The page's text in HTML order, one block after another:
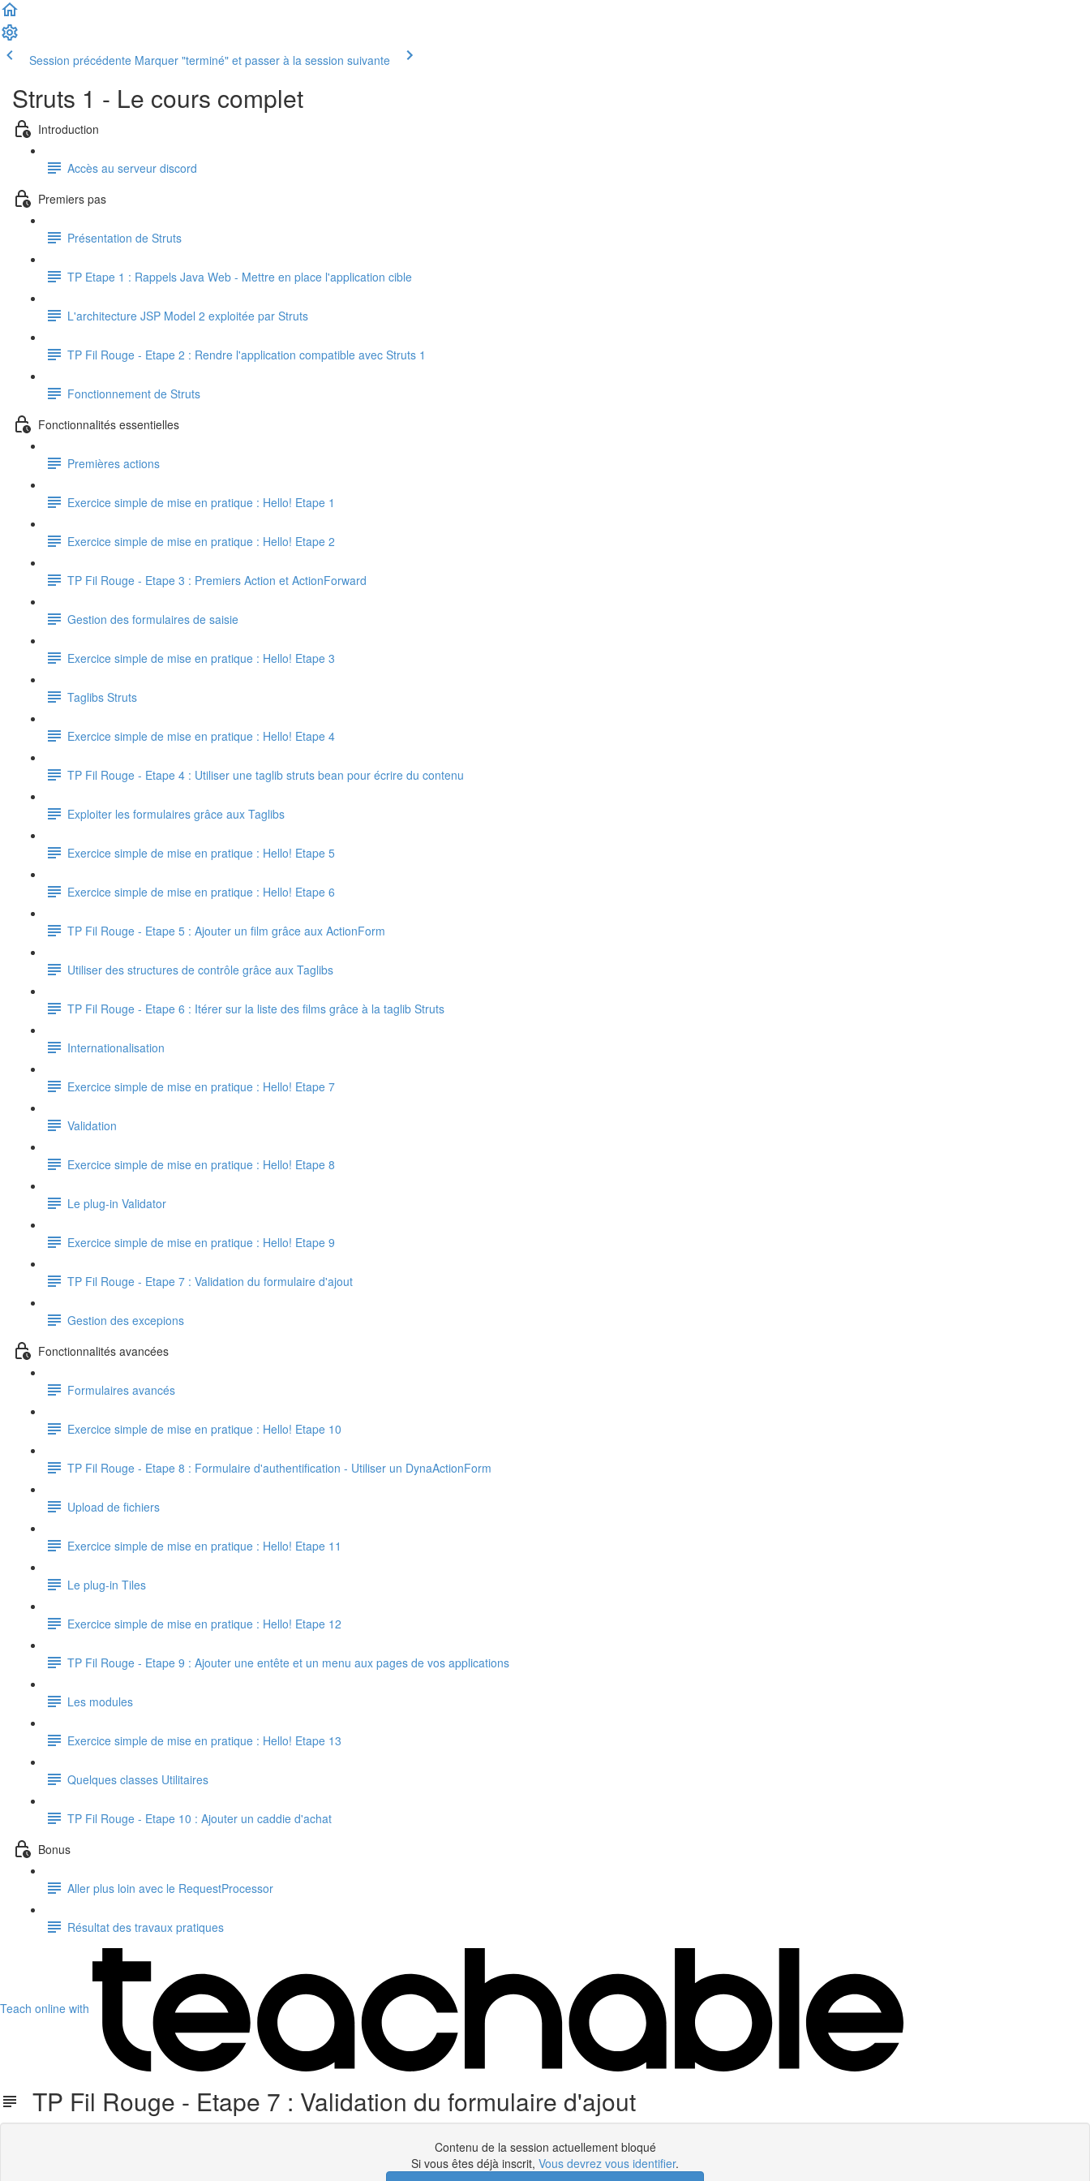
Session précédente Marquer "terminé" et passer à la session suivante
Struts 1 - Le cours complet
Introduction
Accès au serveur discord
Premiers pas
Présentation de Struts
TP Etape 1 : Rappels Java Web - Mettre en place l'application cible
L'architecture JSP Model 2 exploitée par Struts
TP Fil Rouge - Etape 2 : Rendre l'application compatible avec Struts 1
Fonctionnement de Struts
Fonctionnalités essentielles
Premières actions
Exercice simple de mise en pratique : Hello! Etape 1
Exercice simple de mise en pratique : Hello! Etape 2
TP Fil Rouge - Etape 3 : Premiers Action et ActionForward
Gestion des formulaires de saisie
Exercice simple de mise en pratique : Hello! Etape 3
Taglibs Struts
Exercice simple de mise en pratique : Hello! Etape 4
TP Fil Rouge - Etape 4 : Utiliser une taglib struts bean pour écrire du contenu
Exploiter les formulaires grâce aux Taglibs
Exercice simple de mise en pratique : Hello! Etape 5
Exercice simple de mise en pratique : Hello! Etape 6
TP Fil Rouge - Etape 5 : Ajouter un film grâce aux ActionForm
Utiliser des structures de contrôle grâce aux Taglibs
TP Fil Rouge - Etape 6 : Itérer sur la liste des films grâce à la taglib Struts
Internationalisation
Exercice simple de mise en pratique : Hello! Etape 7
Validation
Exercice simple de mise en pratique : Hello! Etape 8
Le plug-in Validator
Exercice simple de mise en pratique : Hello! Etape 9
TP Fil Rouge - Etape 7 : Validation du formulaire d'ajout
Gestion des excepions
Fonctionnalités avancées
Formulaires avancés
Exercice simple de mise en pratique : Hello! Etape 10
TP Fil Rouge - Etape 8 : Formulaire d'authentification - Utiliser un DynaActionForm
Upload de fichiers
Exercice simple de mise en pratique : Hello! Etape 11
Le plug-in Tiles
Exercice simple de mise en pratique : Hello! Etape 12
TP Fil Rouge - Etape 9 : Ajouter une entête et un menu aux pages de vos applications
Les modules
Exercice simple de mise en pratique : Hello! Etape 13
Quelques classes Utilitaires
TP Fil Rouge - Etape 10 : Ajouter un caddie d'achat
Bonus
Aller plus loin avec le RequestProcessor
Résultat des travaux pratiques
Teach online with
TP Fil Rouge - Etape 7 : Validation du formulaire d'ajout
Contenu de la session actuellement bloqué
Si vous êtes déjà inscrit, Vous devrez vous identifier.